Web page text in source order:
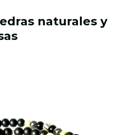
naturales y